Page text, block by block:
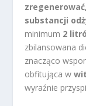
substancji
minimum 2
zbilansowana
znacząco
obfitująca w
wyraźnie